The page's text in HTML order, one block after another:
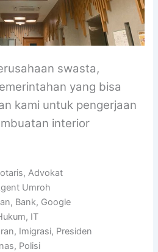
swasta,
yang bisa
kami untuk pengerjaan
interior
Advokat
Umroh
Bank, Google
IT
Imigrasi, Presiden
Polisi